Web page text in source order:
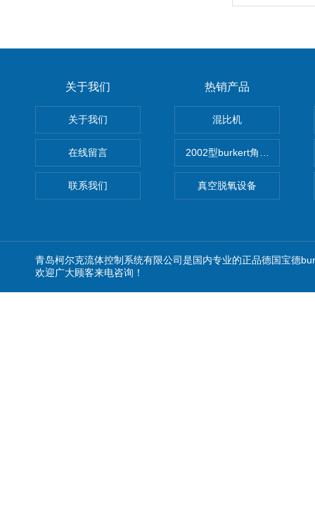
关于我们
关于我们
在线留言
联系我们
热销产品
混比机
2002型burkert角座阀
真空脱氧设备
青岛柯尔克流体控制系统有限公司是国内专业的正品德国宝德
欢迎广大顾客来电咨询！